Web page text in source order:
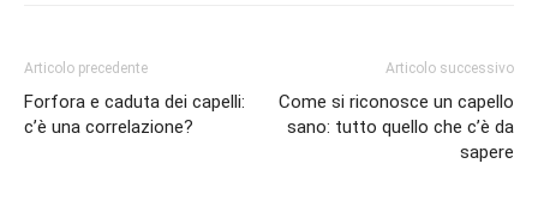
Articolo precedente
Forfora e caduta dei capelli:
c’è una correlazione?
Articolo successivo
Come si riconosce un capello
sano: tutto quello che c’è da
sapere